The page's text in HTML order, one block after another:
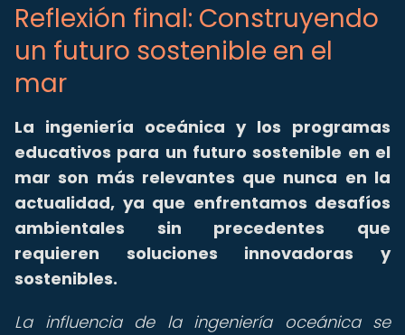
Reflexión final: Construyendo
un futuro sostenible en el
mar
La ingeniería oceánica y los programas
educativos para un futuro sostenible en el
mar son más relevantes que nunca en la
actualidad, ya que enfrentamos desafíos
ambientales sin precedentes que
requieren soluciones innovadoras y
sostenibles.
La influencia de la ingeniería oceánica se